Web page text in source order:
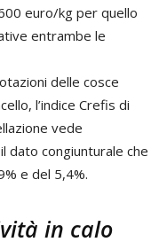
euro/kg per quello
entrambe le
delle cosce
l’indice Crefis di
vede
dato congiunturale che
e del 5,4%.
in calo